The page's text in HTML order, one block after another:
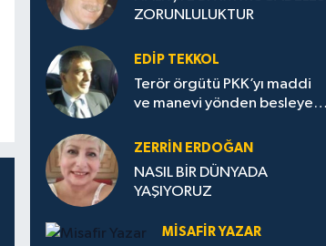
ZORUNLULUKTUR
EDIP TEKKOL
Terör örgütü PKK’yı maddi
ve manevi yönden besleyen
ZERRIN ERDOĞAN
NASIL BİR DÜNYADA
YAŞIYORUZ
MISAFIR YAZAR